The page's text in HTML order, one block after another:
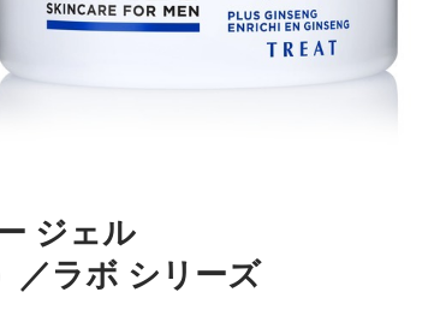
ジェル
／ラボ シリーズ